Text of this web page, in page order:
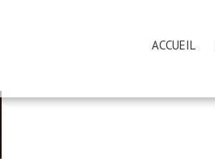
ACCUEIL